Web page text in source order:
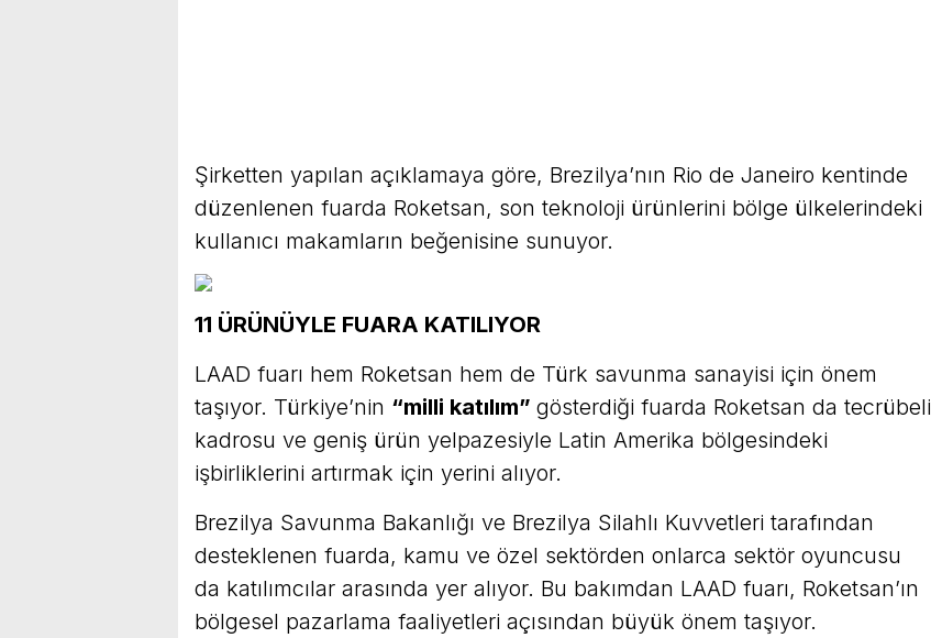
Şirketten yapılan açıklamaya göre, Brezilya’nın Rio de Janeiro kentinde
düzenlenen fuarda Roketsan, son teknoloji ürünlerini bölge ülkelerindeki
kullanıcı makamların beğenisine sunuyor.
11 ÜRÜNÜYLE FUARA KATILIYOR
LAAD fuarı hem Roketsan hem de Türk savunma sanayisi için önem
taşıyor. Türkiye’nin “milli katılım” gösterdiği fuarda Roketsan da tecrübeli
kadrosu ve geniş ürün yelpazesiyle Latin Amerika bölgesindeki
işbirliklerini artırmak için yerini alıyor.
Brezilya Savunma Bakanlığı ve Brezilya Silahlı Kuvvetleri tarafından
desteklenen fuarda, kamu ve özel sektörden onlarca sektör oyuncusu
da katılımcılar arasında yer alıyor. Bu bakımdan LAAD fuarı, Roketsan’ın
bölgesel pazarlama faaliyetleri açısından büyük önem taşıyor.